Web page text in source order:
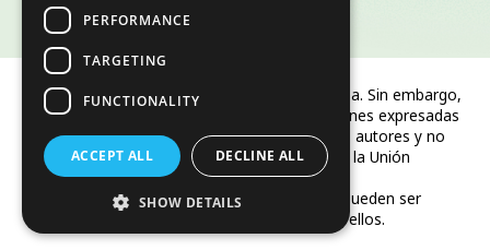
Financiado por la Unión Europea. Sin embargo,
los puntos de vista y las opiniones expresadas
son únicamente los del autor o autores y no
reflejan necesariamente los de la Unión
Europea o CINEA.
Ni la Unión Europea ni CINEA pueden ser
consideradas responsables de ellos.
PERFORMANCE
TARGETING
FUNCTIONALITY
ACCEPT ALL DECLINE ALL
SHOW DETAILS